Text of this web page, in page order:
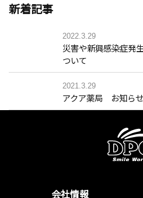
新着記事
2022.3.29
災害や新興感染症発
ついて
2021.3.29
アクア薬局 お知らせ
会社情報